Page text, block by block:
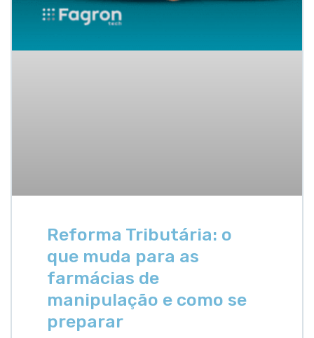
Reforma Tributária: o
que muda para as
farmácias de
manipulação e como se
preparar